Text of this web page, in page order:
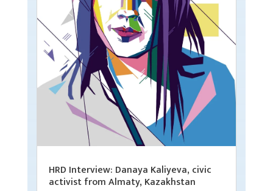
HRD Interview: Danaya Kaliyeva, civic
activist from Almaty, Kazakhstan